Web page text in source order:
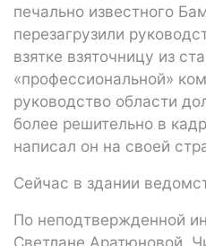
печально известного
перезагрузили
взятке взяточницу из
«профессиональной»
руководство области
более решительно в
написал он на своей
Сейчас в здании
По неподтвержденной
Светлане Аратюновой.